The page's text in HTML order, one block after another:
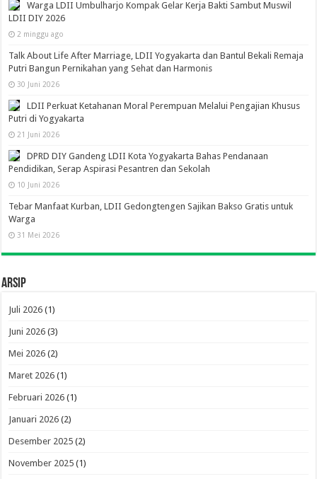
Warga LDII Umbulharjo Kompak Gelar Kerja Bakti Sambut Muswil
LDII DIY 2026
2 minggu ago
Talk About Life After Marriage, LDII Yogyakarta dan Bantul Bekali Remaja
Putri Bangun Pernikahan yang Sehat dan Harmonis
30 Juni 2026
LDII Perkuat Ketahanan Moral Perempuan Melalui Pengajian Khusus
Putri di Yogyakarta
21 Juni 2026
DPRD DIY Gandeng LDII Kota Yogyakarta Bahas Pendanaan
Pendidikan, Serap Aspirasi Pesantren dan Sekolah
10 Juni 2026
Tebar Manfaat Kurban, LDII Gedongtengen Sajikan Bakso Gratis untuk
Warga
31 Mei 2026
Arsip
Juli 2026 (1)
Juni 2026 (3)
Mei 2026 (2)
Maret 2026 (1)
Februari 2026 (1)
Januari 2026 (2)
Desember 2025 (2)
November 2025 (1)